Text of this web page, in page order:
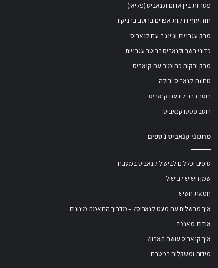
פטריות ביין אדום וקנאביס (פליאו)
חזה עוף וירקות אפויים ברוטב ברביקיו
מרק עגבניות וג'ינג'ר עם קנאביס
כדורי בשר וקנאביס ברוטב עגבניות
מרק ירקות כתומים עם קנאביס
טחינת קנאביס ירוקה
רוטב ברביקיו עם קנאביס
רוטב פסטו קנאביס
מתכוני קנאביס נוספים
טיפים וכללים לבישול קנאביס במטבח
שמן חשיש לבישול
חמאת חשיש
איך מבשלים עם מעט קנאביס? – מדריך התאמת מינונים
אודות מאנציז
איך קנאביס עושה תאבון?
מידות ומשקלים במטבח